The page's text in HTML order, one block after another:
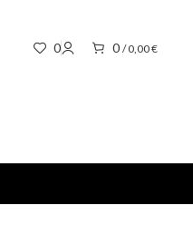
0 0/0,00€